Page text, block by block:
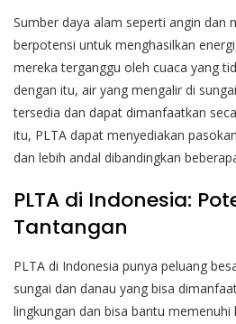
Sumber daya alam seperti angin dan
berpotensi untuk menghasilkan
mereka terganggu oleh cuaca yang
dengan itu, air yang mengalir di
tersedia dan dapat dimanfaatkan
itu, PLTA dapat menyediakan
dan lebih andal dibandingkan
PLTA di Indonesia:
Tantangan
PLTA di Indonesia punya peluang
sungai dan danau yang bisa
lingkungan dan bisa bantu memenuhi